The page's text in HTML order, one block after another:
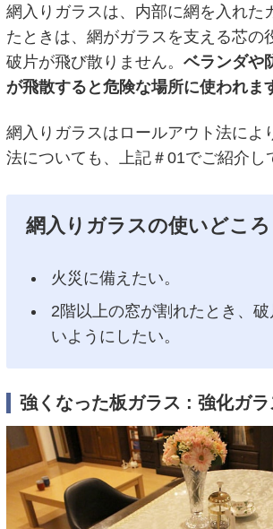
網入りガラスは、内部に網を入れた
たときは、網がガラスを支える芯の
破片が飛び散りません。 ベランダや
が飛散すると危険な場所に使われま
網入りガラスはロールアウト法によ
法についても、上記＃01でご紹介し
網入りガラスの使いどころ
火災に備えたい。
2階以上の窓が割れたとき、
いようにしたい。
強くなった板ガラス : 強化ガラ